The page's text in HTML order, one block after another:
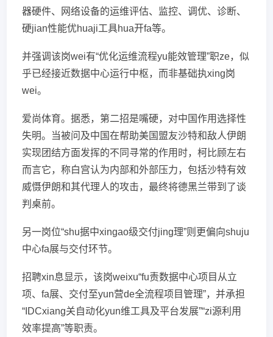
器硬件、网络设备的运维评估、监控、调优、诊断、
硬jian性能优huaji工具hua开fa等。
并强调该岗wei有“优化运维流程yu能效管理”职ze，似
乎已经接近数据中心运行中枢，而非基础执xing岗
wei。
爱尚体育。据悉，第二招是嘴硬，对中国作用选择性
失明。当被问及中国在帮助美国盟友沙特和敌人伊朗
实现团结方面发挥的不同寻常的作用时，柯比顾左右
而言它，称白宫认为内部和外部压力，包括沙特有效
威慑伊朗和其代理人的攻击，最终将德黑兰带到了谈
判桌前。
另一岗位“shu据中xingao级交付jing理”则更偏向shuju
中心fa展与交付环节。
招聘xin息显示，该岗weixu“fu责数据中心项目从立
项、fa展、交付至yun营de全流程项目管理”，并承担
“IDCxiang关自动化yun维工具及平台发展”“zi源利用
效率提高”等职责。